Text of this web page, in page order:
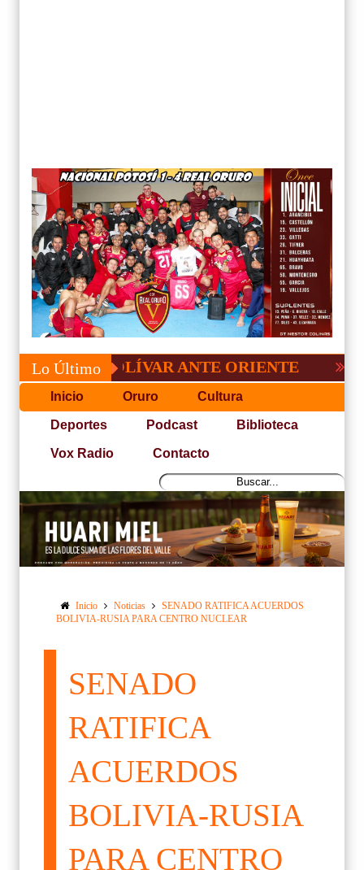
Lo Último
DE BOLÍVAR ANTE ORIENTE
Inicio Oruro Cultura
Deportes Podcast Biblioteca
Vox Radio Contacto
Inicio Noticias
SENADO RATIFICA ACUERDOS
BOLIVIA-RUSIA PARA CENTRO NUCLEAR
SENADO
RATIFICA
ACUERDOS
BOLIVIA-RUSIA
PARA CENTRO